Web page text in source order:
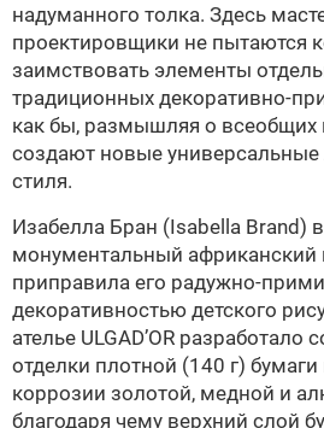
надуманного толка. Здесь
проектировщики не пытаются
заимствовать элементы
традиционных декоративно-
как бы, размышляя о всеобщих
создают новые универсальные
стиля.
Изабелла Бран (Isabella Brand)
монументальный африканский
приправила его радужно-
декоративностью детского
ателье ULGAD’OR разработало
отделки плотной (140 г)
коррозии золотой, медной и
благодаря чему верхний слой